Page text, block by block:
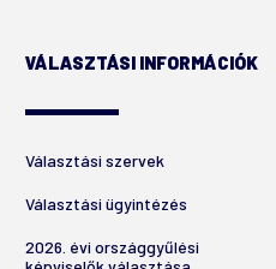
VÁLASZTÁSI INFORMÁCIÓK
Választási szervek
Választási ügyintézés
2026. évi országgyűlési